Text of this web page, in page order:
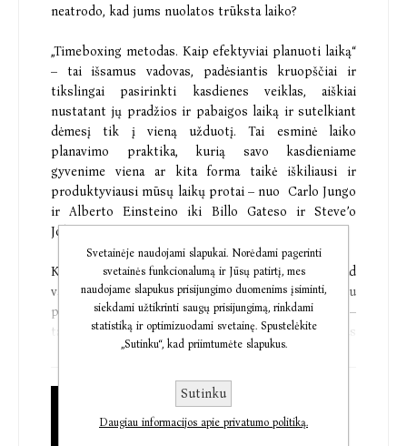
neatrodo, kad jums nuolatos trūksta laiko?
„Timeboxing metodas. Kaip efektyviai planuoti laiką“
– tai išsamus vadovas, padėsiantis kruopščiai ir
tikslingai pasirinkti kasdienes veiklas, aiškiai
nustatant jų pradžios ir pabaigos laiką ir sutelkiant
dėmesį tik į vieną užduotį. Tai esminė laiko
planavimo praktika, kurią savo kasdieniame
gyvenime viena ar kita forma taikė iškiliausi ir
produktyviausi mūsų laikų protai – nuo Carlo Jungo
ir Alberto Einsteino iki Billo Gateso ir Steve’o
Jobso.
Knygos autorius Marcas Zao-Sandersas parodo, kad
vadinamuojutimeboxing(liet. laiko rėmelių) metodu
pagrįstas laiko planavimas yra daugiau nei praktika –
tai mąstysena, įgalinanti mus įgyvendinti bet kokius
užmojus, pasakyti „ne“ tūkstančiui trikdžių ir „taip“
suteikiant ne tik daugiau produktyvumo, bet ir
lengvumo. Įrodyta, kad šis pragmatiškas ir gyvenimą
keičiantis atsakingos kasdienės veiklos metodas
€13,78
Svetainėje naudojami slapukai. Norėdami pagerinti
svetainės funkcionalumą ir Jūsų patirtį, mes
naudojame slapukus prisijungimo duomenims įsiminti,
siekdami užtikrinti saugų prisijungimą, rinkdami
statistiką ir optimizuodami svetainę. Spustelėkite
„Sutinku“, kad priimtumėte slapukus.
Sutinku
Daugiau informacijos apie privatumo politiką.